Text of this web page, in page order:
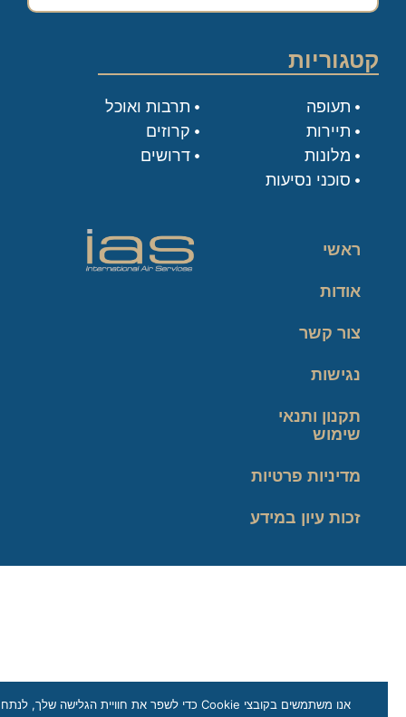
קטגוריות
תעופה
תיירות
מלונות
סוכני נסיעות
תרבות ואוכל
קרוזים
דרושים
ראשי
אודות
צור קשר
נגישות
תקנון ותנאי
שימוש
מדיניות פרטיות
זכות עיון במידע
אנו משתמשים בקובצי Cookie כדי לשפר את חוויית הגלישה שלך, לנתח